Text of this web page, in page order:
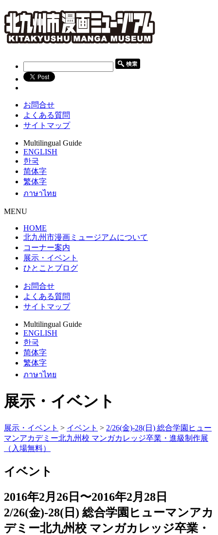
お問合せ
よくある質問
サイトマップ
Multilingual Guide
ENGLISH
한국
简体字
繁体字
ภาษาไทย
MENU
HOME
北九州市漫画ミュージアムについて
コーナー案内
展示・イベント
ひとことブログ
お問合せ
よくある質問
サイトマップ
Multilingual Guide
ENGLISH
한국
简体字
繁体字
ภาษาไทย
展示・イベント
展示・イベント > イベント > 2/26(金)-28(日) 総合学園ヒュー
マンアカデミー北九州校 マンガカレッジ卒業・進級制作展
（入場無料）
イベント
2016年2月26日〜2016年2月28日
2/26(金)-28(日) 総合学園ヒューマンアカ
デミー北九州校 マンガカレッジ卒業・